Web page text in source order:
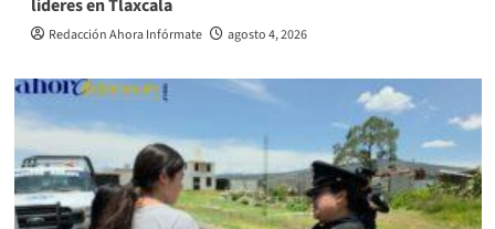
líderes en Tlaxcala
Redacción Ahora Infórmate agosto 4, 2026